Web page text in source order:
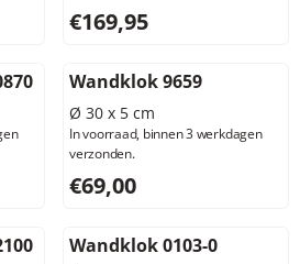
37,19Prijs: 169,95, exclusief btw:
€169,95
btw: 128,10
Wandklok 9659
Ø 30 x 5 cm
In voorraad, binnen 3 werkdagen
verzonden.
Prijs: 69,00, exclusief btw:
€69,00
Wandklok 0103-0